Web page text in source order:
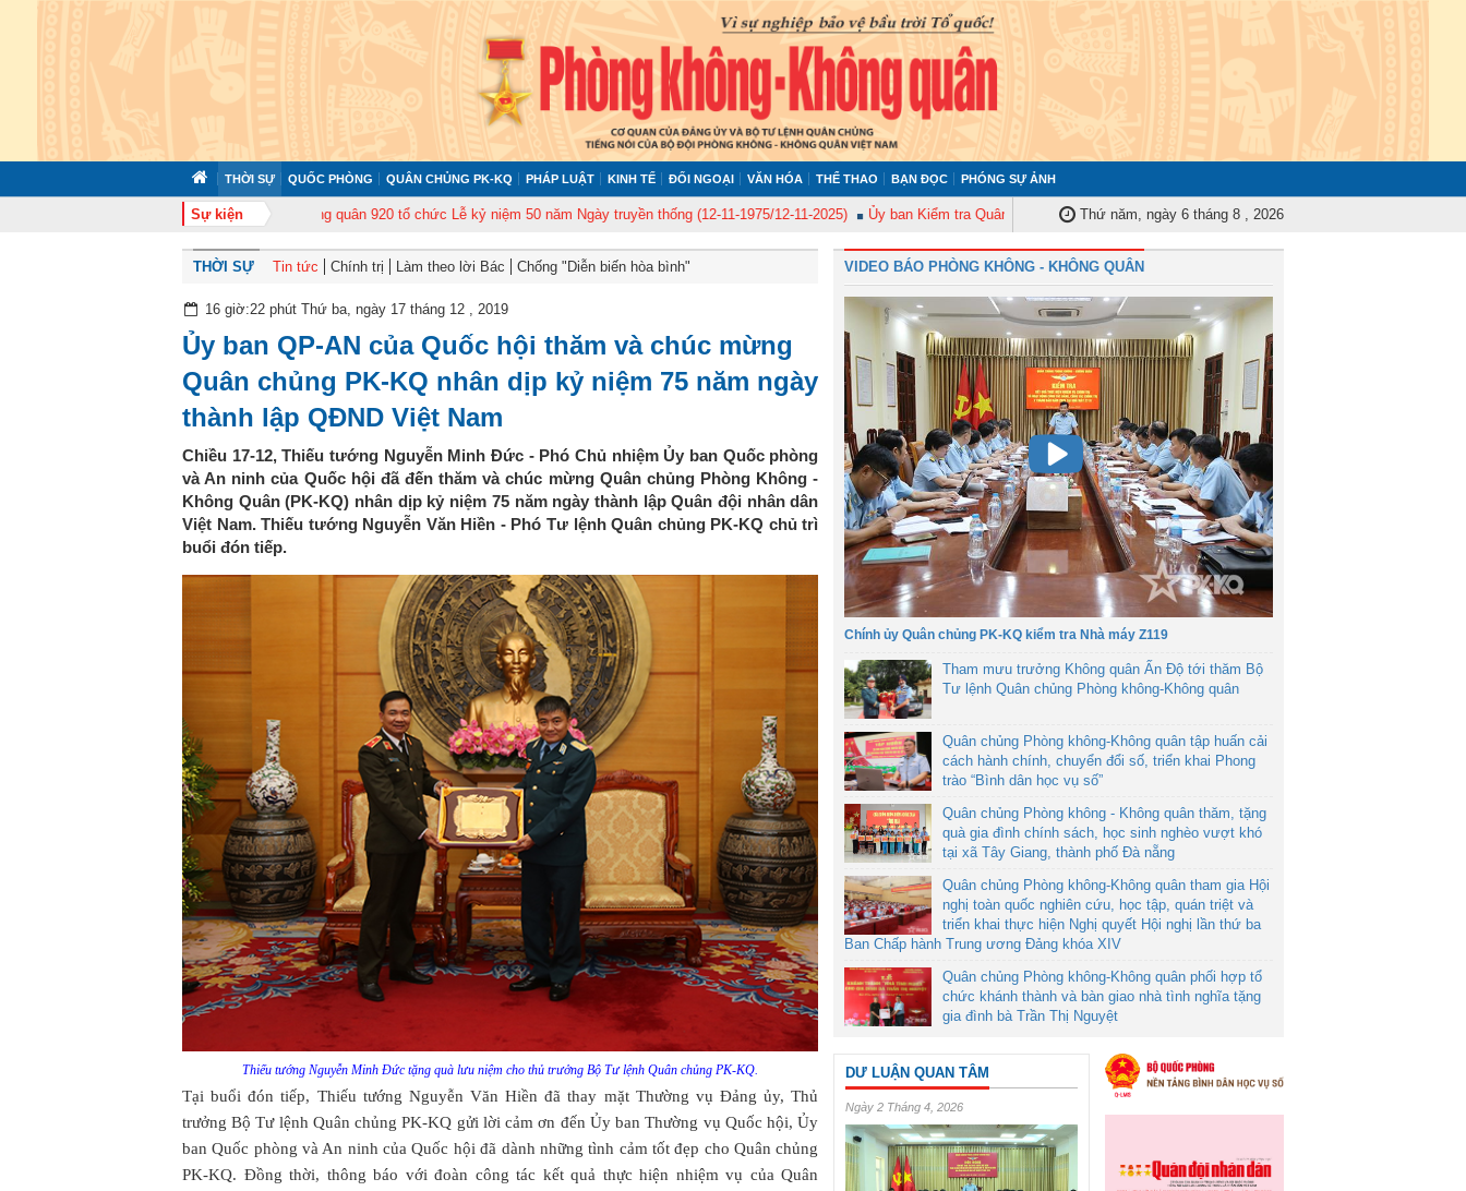
THỜI SỰ QUỐC PHÒNG QUÂN CHỦNG PK-KQ PHÁP LUẬT KINH TẾ ĐỐI NGOẠI VĂN HÓA THỂ THAO BẠN ĐỌC PHÓNG SỰ ẢNH
Sự kiện
Trung đoàn Không quân 920 tổ chức Lễ kỷ niệm 50 năm Ngày truyền thống (12-11-1975/12-11-2025) Ủy ban Kiểm tra Quân ủy Trung ương tập huấn nghiệp vụ công tác kiểm tra, giám sát năm 2025
Thứ năm, ngày 6 tháng 8 , 2026
THỜI SỰ Tin tức Chính trị Làm theo lời Bác Chống "Diễn biến hòa bình"
16 giờ:22 phút Thứ ba, ngày 17 tháng 12 , 2019
Ủy ban QP-AN của Quốc hội thăm và chúc mừng
Quân chủng PK-KQ nhân dịp kỷ niệm 75 năm ngày
thành lập QĐND Việt Nam
Chiều 17-12, Thiếu tướng Nguyễn Minh Đức - Phó Chủ nhiệm Ủy ban Quốc phòng
và An ninh của Quốc hội đã đến thăm và chúc mừng Quân chủng Phòng Không -
Không Quân (PK-KQ) nhân dịp kỷ niệm 75 năm ngày thành lập Quân đội nhân dân
Việt Nam. Thiếu tướng Nguyễn Văn Hiền - Phó Tư lệnh Quân chủng PK-KQ chủ trì
buổi đón tiếp.
Thiếu tướng Nguyễn Minh Đức tặng quà lưu niệm cho thủ trưởng Bộ Tư lệnh Quân chủng PK-KQ.
Tại buổi đón tiếp, Thiếu tướng Nguyễn Văn Hiền đã thay mặt Thường vụ Đảng ủy, Thủ
trưởng Bộ Tư lệnh Quân chủng PK-KQ gửi lời cảm ơn đến Ủy ban Thường vụ Quốc hội, Ủy
ban Quốc phòng và An ninh của Quốc hội đã dành những tình cảm tốt đẹp cho Quân chủng
PK-KQ. Đồng thời, thông báo với đoàn công tác kết quả thực hiện nhiệm vụ của Quân
VIDEO BÁO PHÒNG KHÔNG - KHÔNG QUÂN
Chính ủy Quân chủng PK-KQ kiểm tra Nhà máy Z119
Tham mưu trưởng Không quân Ấn Độ tới thăm Bộ
Tư lệnh Quân chủng Phòng không-Không quân
Quân chủng Phòng không-Không quân tập huấn cải
cách hành chính, chuyển đổi số, triển khai Phong
trào “Bình dân học vụ số”
Quân chủng Phòng không - Không quân thăm, tặng
quà gia đình chính sách, học sinh nghèo vượt khó
tại xã Tây Giang, thành phố Đà nẵng
Quân chủng Phòng không-Không quân tham gia Hội
nghị toàn quốc nghiên cứu, học tập, quán triệt và
triển khai thực hiện Nghị quyết Hội nghị lần thứ ba
Ban Chấp hành Trung ương Đảng khóa XIV
Quân chủng Phòng không-Không quân phối hợp tổ
chức khánh thành và bàn giao nhà tình nghĩa tặng
gia đình bà Trần Thị Nguyệt
DƯ LUẬN QUAN TÂM
Ngày 2 Tháng 4, 2026